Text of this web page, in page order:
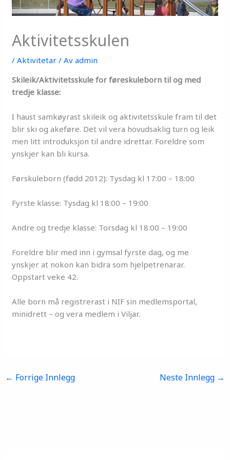
Aktivitetsskulen
/Aktivitetar / Av admin
Skileik/Aktivitetsskule for føreskuleborn til og med
tredje klasse:
I haust samkøyrast skileik og aktivitetsskule fram til det
blir ski og akeføre. Det vil vera hovudsaklig turn og leik
men litt introduksjon til andre idrettar. Foreldre som
ynskjer kan bli kursa.
Førskuleborn (fødd 2012): Tysdag kl 17:00 – 18:00
Fyrste klasse: Tysdag kl 18:00 – 19:00
Andre og tredje klasse: Torsdag kl 18:00 – 19:00
Foreldre blir med inn i gymsal fyrste dag, og me
ynskjer at nokon kan bidra som hjelpetrenarar.
Oppstart veke 42.
Alle born må registrerast i NIF sin medlemsportal,
minidrett – og vera medlem i Viljar.
← Forrige Innlegg Neste Innlegg →